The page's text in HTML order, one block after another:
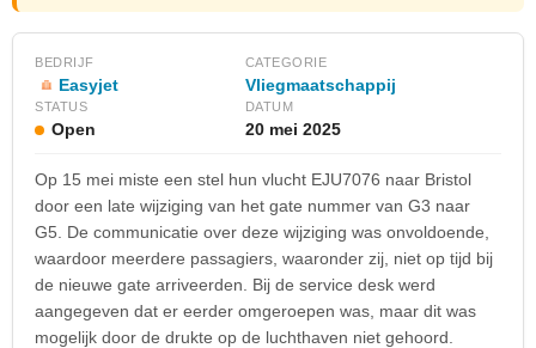
BEDRIJF
Easyjet
CATEGORIE
Vliegmaatschappij
STATUS
Open
DATUM
20 mei 2025
Op 15 mei miste een stel hun vlucht EJU7076 naar Bristol
door een late wijziging van het gate nummer van G3 naar
G5. De communicatie over deze wijziging was onvoldoende,
waardoor meerdere passagiers, waaronder zij, niet op tijd bij
de nieuwe gate arriveerden. Bij de service desk werd
aangegeven dat er eerder omgeroepen was, maar dit was
mogelijk door de drukte op de luchthaven niet gehoord.